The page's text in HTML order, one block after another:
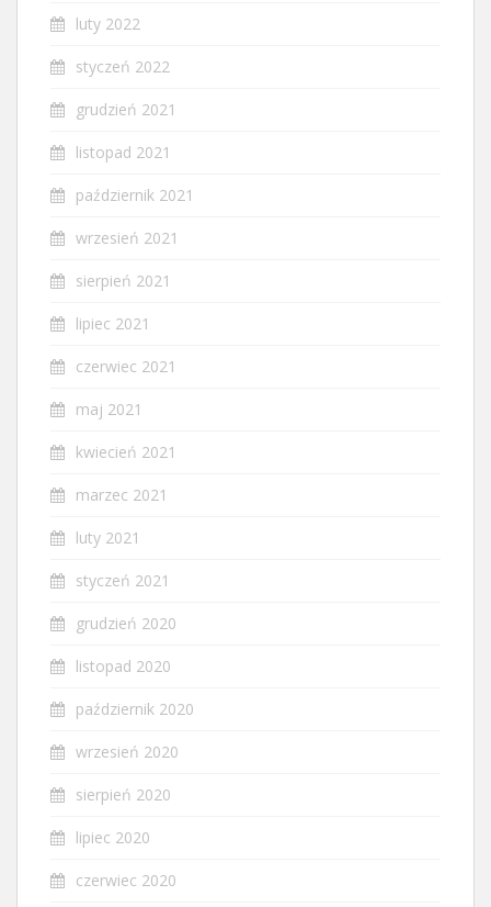
luty 2022
styczeń 2022
grudzień 2021
listopad 2021
październik 2021
wrzesień 2021
sierpień 2021
lipiec 2021
czerwiec 2021
maj 2021
kwiecień 2021
marzec 2021
luty 2021
styczeń 2021
grudzień 2020
listopad 2020
październik 2020
wrzesień 2020
sierpień 2020
lipiec 2020
czerwiec 2020